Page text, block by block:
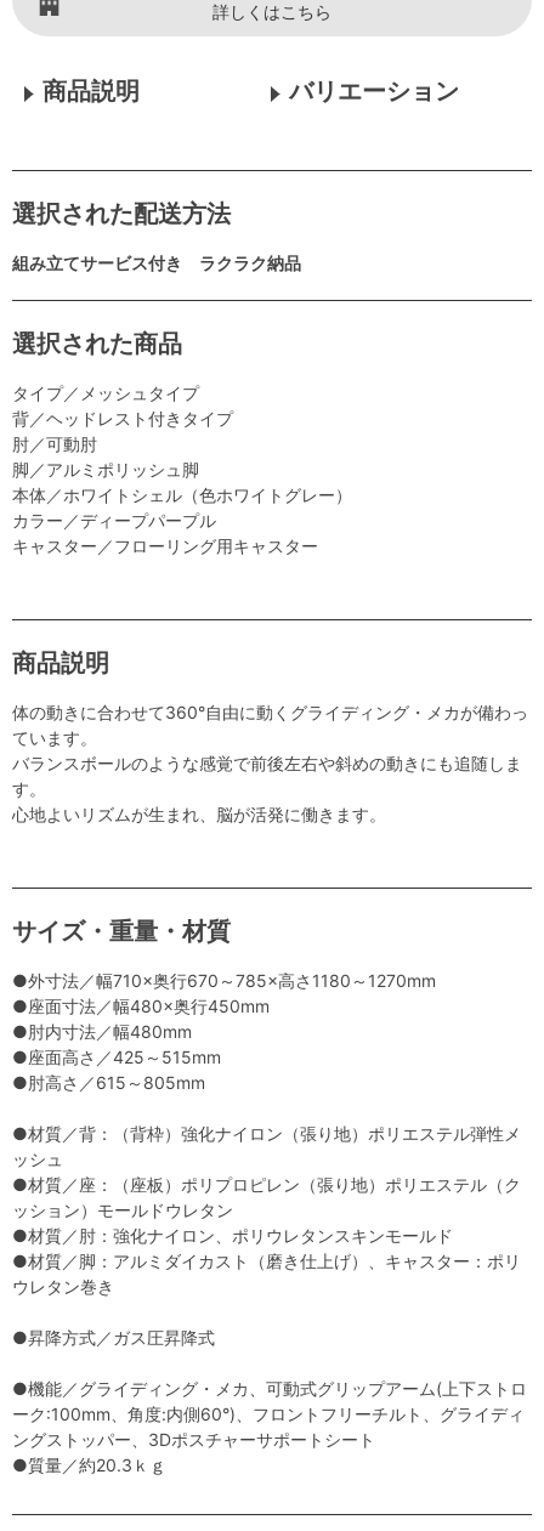
詳しくはこちら
商品説明 バリエーション
選択された配送方法
組み立てサービス付き ラクラク納品
選択された商品
タイプ／メッシュタイプ
背／ヘッドレスト付きタイプ
肘／可動肘
脚／アルミポリッシュ脚
本体／ホワイトシェル（色ホワイトグレー）
カラー／ディープパープル
キャスター／フローリング用キャスター
商品説明
体の動きに合わせて360°自由に動くグライディング・メカが備わっ
ています。
バランスボールのような感覚で前後左右や斜めの動きにも追随しま
す。
心地よいリズムが生まれ、脳が活発に働きます。
サイズ・重量・材質
●外寸法／幅710×奥行670～785×高さ1180～1270mm
●座面寸法／幅480×奥行450mm
●肘内寸法／幅480mm
●座面高さ／425～515mm
●肘高さ／615～805mm
●材質／背：（背枠）強化ナイロン（張り地）ポリエステル弾性メ
ッシュ
●材質／座：（座板）ポリプロピレン（張り地）ポリエステル（ク
ッション）モールドウレタン
●材質／肘：強化ナイロン、ポリウレタンスキンモールド
●材質／脚：アルミダイカスト（磨き仕上げ）、キャスター：ポリ
ウレタン巻き
●昇降方式／ガス圧昇降式
●機能／グライディング・メカ、可動式グリップアーム(上下ストロ
ーク:100mm、角度:内側60°)、フロントフリーチルト、グライディ
ングストッパー、3Dポスチャーサポートシート
●質量／約20.3ｋｇ